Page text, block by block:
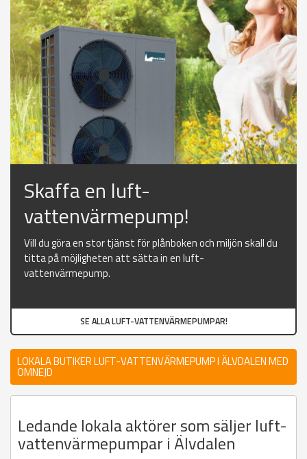
Skaffa en luft-
vattenvärmepump!
Vill du göra en stor tjänst för plånboken och miljön skall du
titta på möjligheten att sätta in en luft-
vattenvärmepump.
SE ALLA LUFT-VATTENVÄRMEPUMPAR!
LOKALA BUTIKER LUFT-VATTENVÄRMEPUMP I ÄLVDALEN MED
OMNEJD
Ledande lokala aktörer som säljer luft-
vattenvärmepumpar i Älvdalen